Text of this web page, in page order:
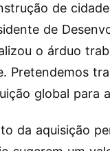
de
de
o árduo
Pretendemos
global para a
da aquisição